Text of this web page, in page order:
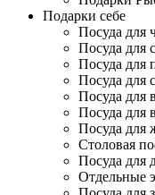
Подарки себе
Посуда для
Посуда для
Посуда для
Посуда для
Посуда для
Посуда для
Посуда для
Столовая
Посуда для
Отдельные